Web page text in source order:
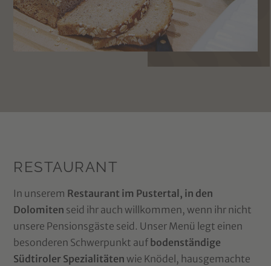
RESTAURANT
In unserem Restaurant im Pustertal, in den
Dolomiten seid ihr auch willkommen, wenn ihr nicht
unsere Pensionsgäste seid. Unser Menü legt einen
besonderen Schwerpunkt auf bodenständige
Südtiroler Spezialitäten wie Knödel, hausgemachte